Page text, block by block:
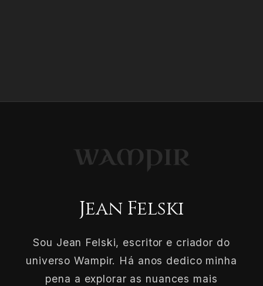
Jean Felski
Sou Jean Felski, escritor e criador do
universo Wampir. Há anos dedico minha
pena a explorar as nuances mais